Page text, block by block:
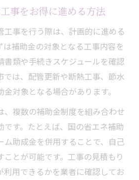
事をお得に進める方法
工事を行う際は、計画的に進める
は補助金の対象となる工事内容を
書類や手続きスケジュールを確認
では、配管更新や断熱工事、節水
対象となる場合があります。
、複数の補助金制度を組み合わせ
です。たとえば、国の省エネ補助
ム助成金を併用することで、自己
とが可能です。工事の見積もり
利用できるかを業者に確認してお